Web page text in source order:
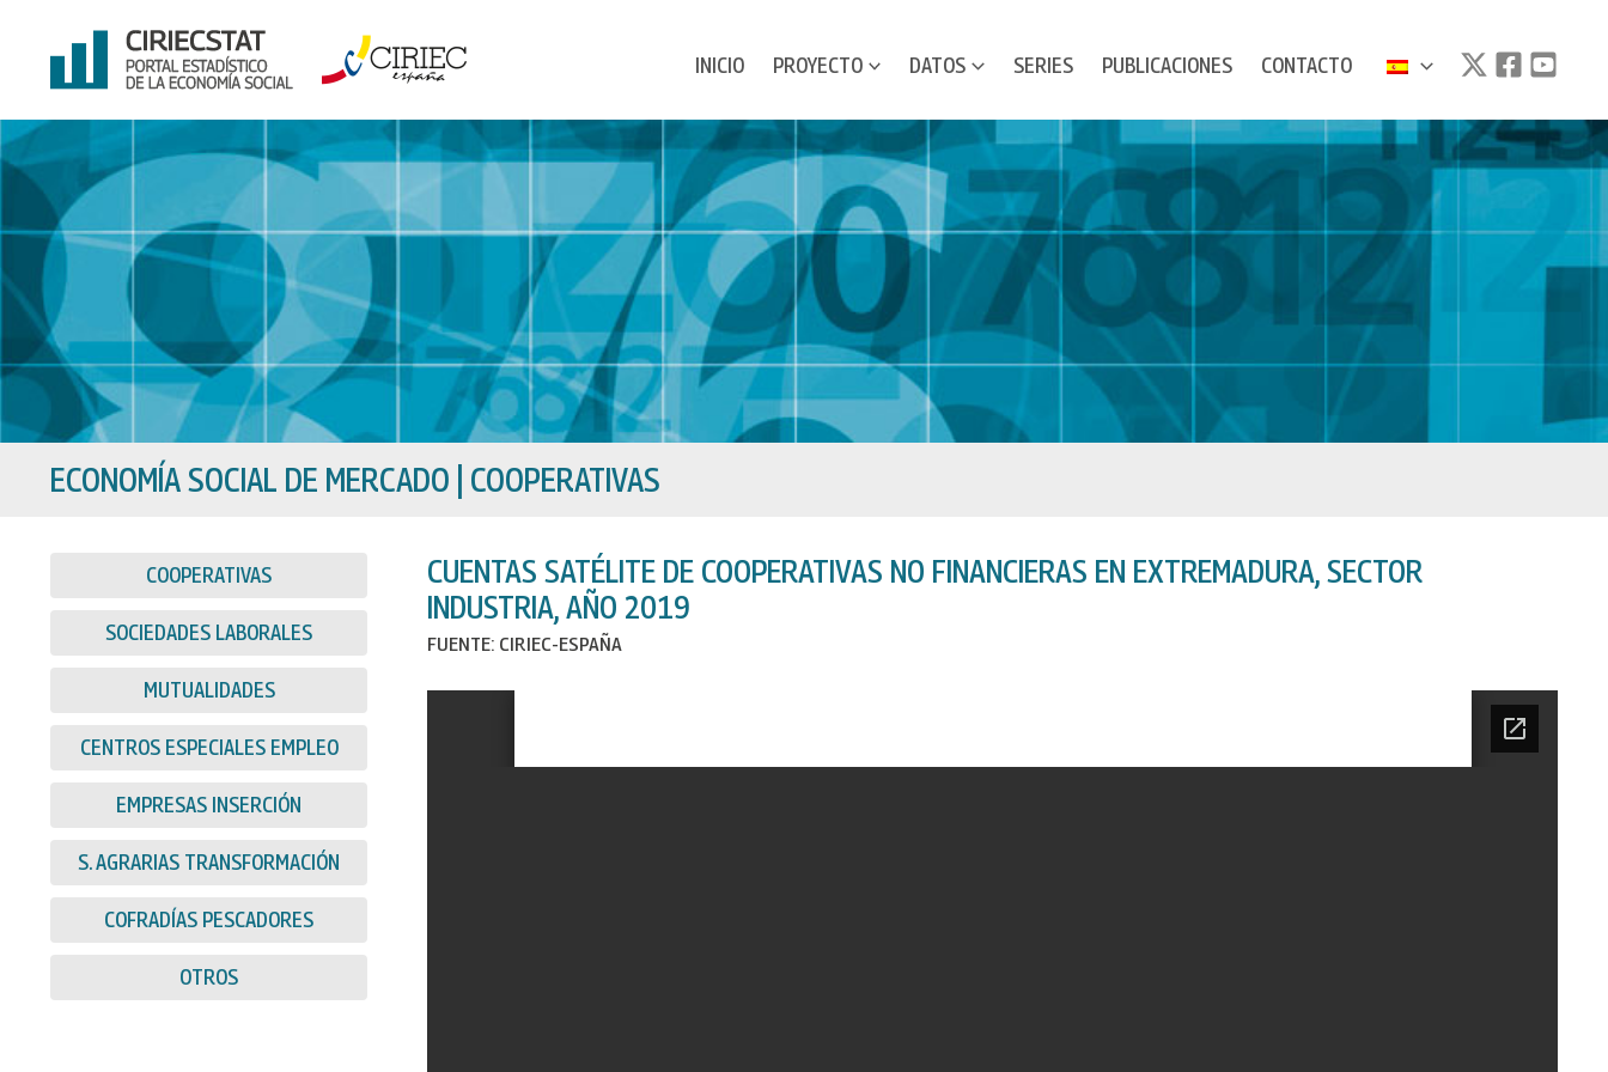
INICIO PROYECTO DATOS SERIES PUBLICACIONES CONTACTO
ECONOMÍA SOCIAL DE MERCADO COOPERATIVAS
COOPERATIVAS
SOCIEDADES LABORALES
MUTUALIDADES
CENTROS ESPECIALES EMPLEO
EMPRESAS INSERCIÓN
S. AGRARIAS TRANSFORMACIÓN
COFRADÍAS PESCADORES
OTROS
CUENTAS SATÉLITE DE COOPERATIVAS NO FINANCIERAS EN EXTREMADURA, SECTOR
INDUSTRIA, AÑO 2019
FUENTE: CIRIEC-ESPAÑA